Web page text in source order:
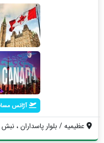
آژانس
عظیمیه / بلوار پاسداران ،